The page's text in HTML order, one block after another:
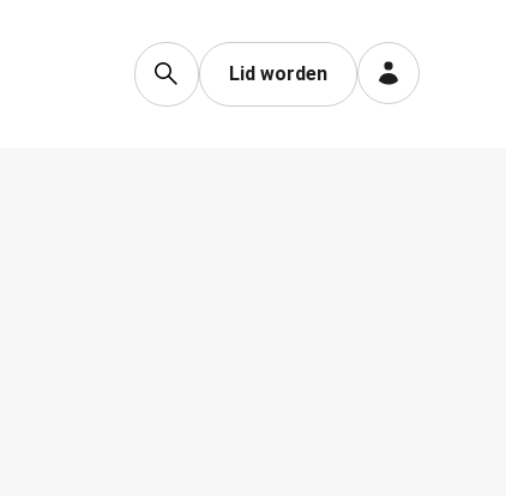
Lid worden